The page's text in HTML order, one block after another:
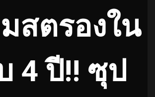
สตรองใน
4 ปี!! ซุป